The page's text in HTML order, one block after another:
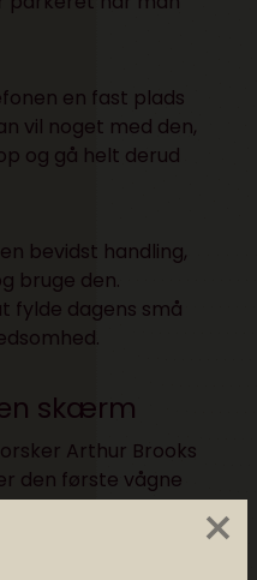
×
en fast plads
vil noget med den,
og gå helt derud
bevidst handling,
bruge den.
fylde dagens små
skærm
Arthur Brooks
den første vågne
telefon.